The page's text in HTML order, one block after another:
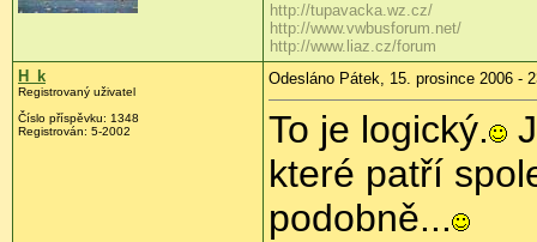
http://tupavacka.wz.cz/
http://www.vwbusforum.net/
http://www.liaz.cz/forum
H_k
Registrovaný uživatel
Číslo příspěvku: 1348
Registrován: 5-2002
Odesláno Pátek, 15. prosince 2006 -
To je logický.
které patří
podobně...